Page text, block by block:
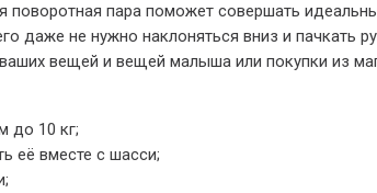
пара поможет совершать
даже не нужно наклоняться вниз и пачкать
вещей и вещей малыша или покупки из
до 10 кг;
её вместе с шасси;